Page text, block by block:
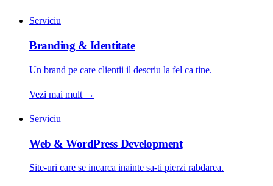
Serviciu
Branding & Identitate
Un brand pe care clientii il descriu la fel ca tine.
Vezi mai mult →
Serviciu
Web & WordPress Development
Site-uri care se incarca inainte sa-ti pierzi rabdarea.